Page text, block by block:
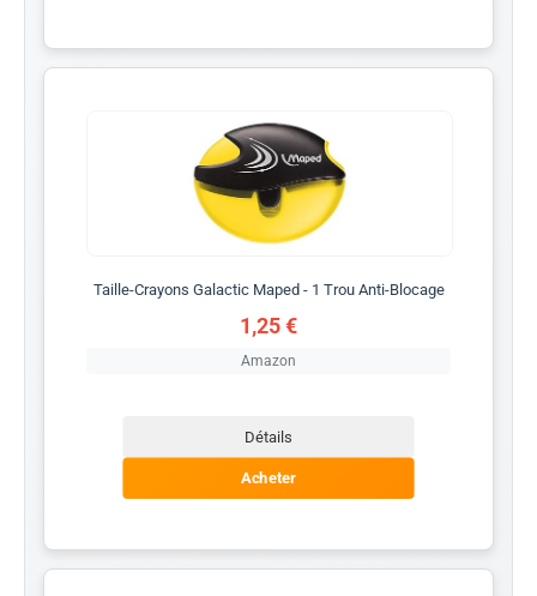
Taille-Crayons Galactic Maped - 1 Trou Anti-Blocage
1,25 €
Amazon
Détails
Acheter